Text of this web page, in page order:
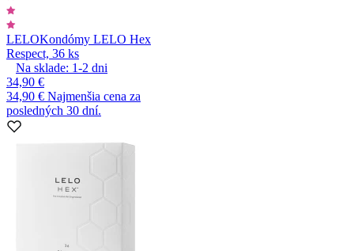
LELOKondómy LELO Hex
Respect, 36 ks
Na sklade: 1-2 dni
34,90 €
34,90 € Najmenšia cena za
posledných 30 dní.